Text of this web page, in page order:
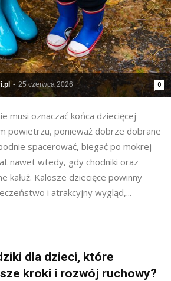
- 25 czerwca 2026 0
musi oznaczać końca dziecięcej
powietrzu, ponieważ dobrze dobrane
spacerować, biegać po mokrej
nawet wtedy, gdy chodniki oraz
kałuż. Kalosze dziecięce powinny
i atrakcyjny wygląd,...
dla dzieci, które
kroki i rozwój ruchowy?